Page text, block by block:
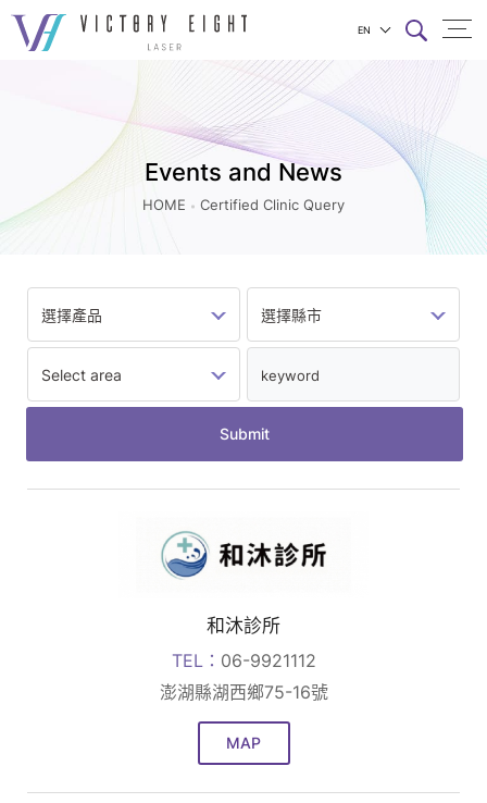
八
億
業
EN
Events and News
HOME Certified Clinic Query
Submit
和沐診所
TEL： 06-9921112
澎湖縣湖西鄉75-16號
MAP